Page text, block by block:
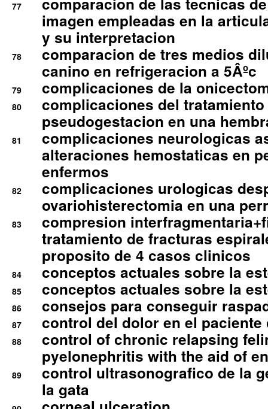
77
imagen empleadas en la
y su interpretacion
78
comparacion de tres medios
canino en refrigeracion a 5Âºc
79 complicaciones de la
80
complicaciones del
pseudogestacion en una
81
complicaciones neurologicas
alteraciones hemostaticas en
enfermos
82
complicaciones urologicas
ovariohisterectomia en una
83
compresion
tratamiento de fracturas
proposito de 4 casos clinicos
84 conceptos actuales sobre la
85 conceptos actuales sobre la
86 consejos para conseguir
87 control del dolor en el
88
control of chronic relapsing
pyelonephritis with the aid of
89
control ultrasonografico de la
la gata